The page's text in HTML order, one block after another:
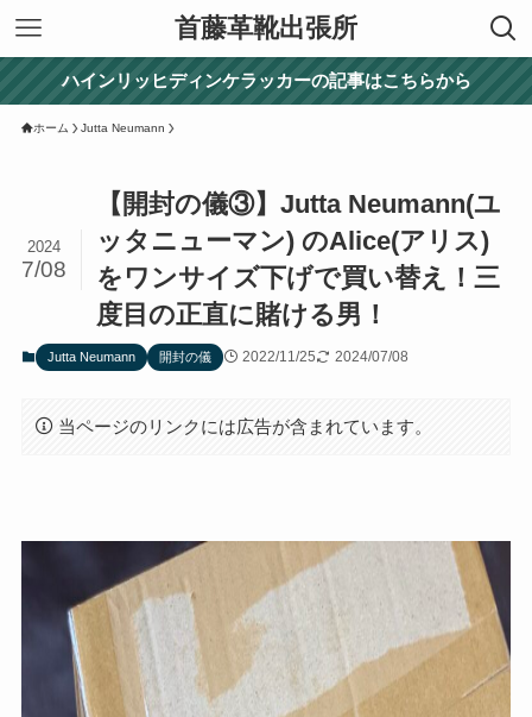
首藤革靴出張所
ハインリッヒディンケラッカーの記事はこちらから
ホーム Jutta Neumann
【開封の儀③】Jutta Neumann(ユ
ッタニューマン) のAlice(アリス)
をワンサイズ下げで買い替え！三
度目の正直に賭ける男！
2024
7/08
Jutta Neumann 開封の儀 2022/11/25 2024/07/08
当ページのリンクには広告が含まれています。